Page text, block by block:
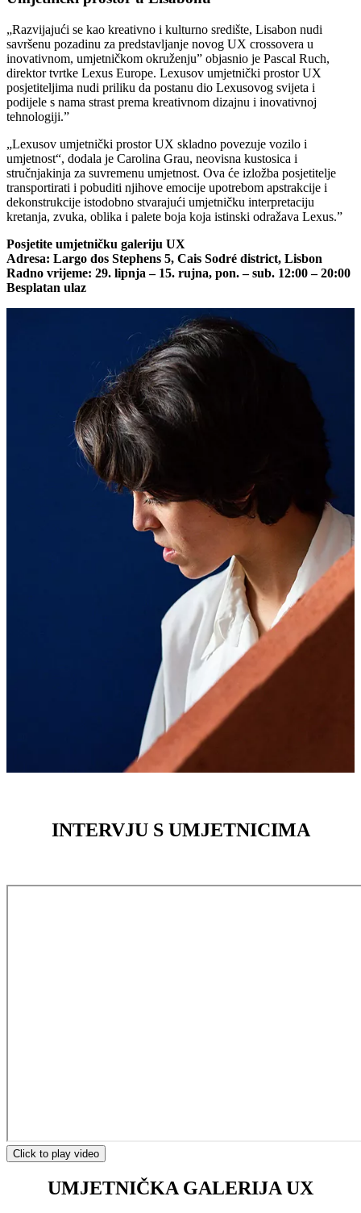
„Razvijajući se kao kreativno i kulturno središte, Lisabon nudi
savršenu pozadinu za predstavljanje novog UX crossovera u
inovativnom, umjetničkom okruženju” objasnio je Pascal Ruch,
direktor tvrtke Lexus Europe. Lexusov umjetnički prostor UX
posjetiteljima nudi priliku da postanu dio Lexusovog svijeta i
podijele s nama strast prema kreativnom dizajnu i inovativnoj
tehnologiji.”
„Lexusov umjetnički prostor UX skladno povezuje vozilo i
umjetnost“, dodala je Carolina Grau, neovisna kustosica i
stručnjakinja za suvremenu umjetnost. Ova će izložba posjetitelje
transportirati i pobuditi njihove emocije upotrebom apstrakcije i
dekonstrukcije istodobno stvarajući umjetničku interpretaciju
kretanja, zvuka, oblika i palete boja koja istinski odražava Lexus.”
Posjetite umjetničku galeriju UX
Adresa: Largo dos Stephens 5, Cais Sodré district, Lisbon
Radno vrijeme: 29. lipnja – 15. rujna, pon. – sub. 12:00 – 20:00
Besplatan ulaz
INTERVJU S UMJETNICIMA
Click to play video
UMJETNIČKA GALERIJA UX